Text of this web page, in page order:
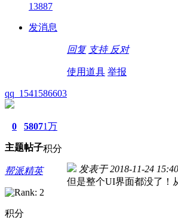
13887
发消息
回复 支持 反对
使用道具 举报
qq_1541586603
0
主题
5807
帖子
1万
积分
帮派精英
积分
发表于 2018-11-24
但是整个UI界面都没了！